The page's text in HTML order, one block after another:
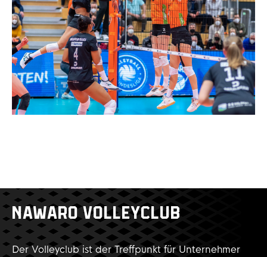
NAWARO VOLLEYCLUB
Der Volleyclub ist der Treffpunkt für Unternehmer